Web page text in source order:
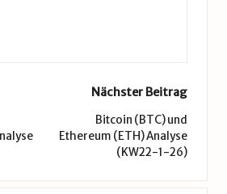
Nächster Beitrag
Bitcoin (BTC) und
Ethereum (ETH) Analyse
(KW22-1-26)